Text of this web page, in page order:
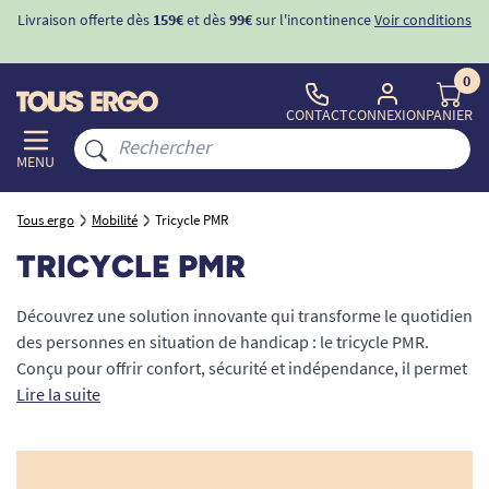
-10%avec le code "BIENVENUE" pourla 1ère commande
MENU
CONTACTCONNEXION
0
PANIER
Tous ergo Mobilité Tricycle PMR
TRICYCLE PMR
Découvrez une solution innovante qui transforme le quotidien
des personnes en situation de handicap : le tricycle PMR.
Conçu pour offrir confort, sécurité et indépendance, il permet
aux adultes et enfants à mobilité réduite de retrouver les
quête d’un modèle classique ou d’un tricycle électrique,
Lire la suite